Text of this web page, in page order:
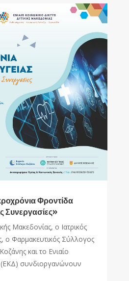
Φροντίδα
Συνεργασίες»
Μακεδονίας, ο Ιατρικός
ο Φαρμακευτικός Σύλλογος
και το Ενιαίο
(ΕΚΔ) συνδιοργανώνουν